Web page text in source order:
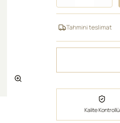
Tahmini teslimat
Kalite Kontrollü